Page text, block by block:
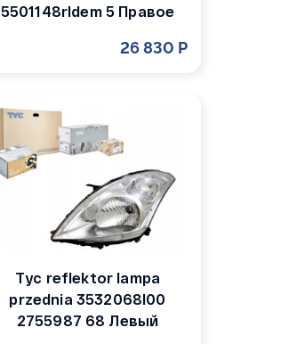
5501148rldem 5 Правое
26 830 Р
Tyc reflektor lampa
przednia 3532068l00
2755987 68 Левый